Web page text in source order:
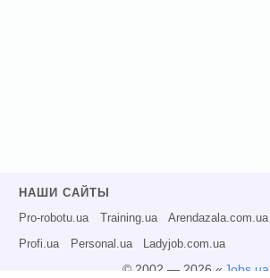
НАШИ САЙТЫ
Pro-robotu.ua Training.ua Arendazala.com.ua
Profi.ua Personal.ua Ladyjob.com.ua
© 2002 — 2026 « Jobs.ua